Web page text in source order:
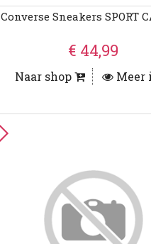
Converse Sneakers SPORT
€ 44,99
Naar shop Meer